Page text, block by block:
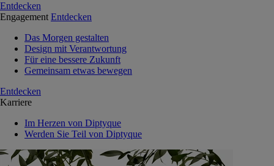
Entdecken
Engagement Entdecken
Das Morgen gestalten
Design mit Verantwortung
Für eine bessere Zukunft
Gemeinsam etwas bewegen
Entdecken
Karriere
Im Herzen von Diptyque
Werden Sie Teil von Diptyque